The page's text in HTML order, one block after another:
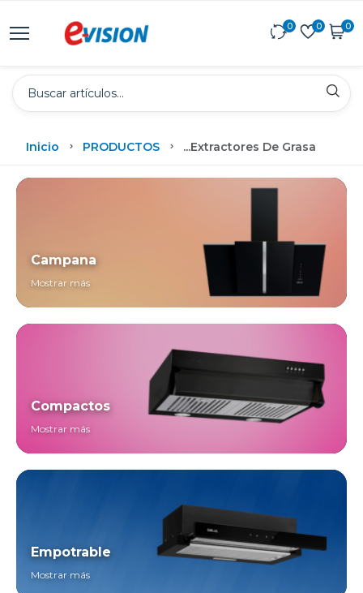
0 0 0
Inicio PRODUCTOS ...Extractores De Grasa
Campana
Mostrar más
Compactos
Mostrar más
Empotrable
Mostrar más